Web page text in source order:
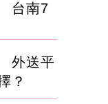
台南7
外送平
？